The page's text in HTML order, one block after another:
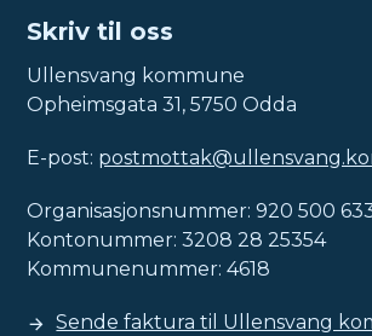
Skriv til oss
Ullensvang kommune
Opheimsgata 31, 5750 Odda
E-post:
Organisasjonsnummer: 920 500
Kontonummer: 3208 28 25354
Kommunenummer: 4618
Sende faktura til Ullensvang